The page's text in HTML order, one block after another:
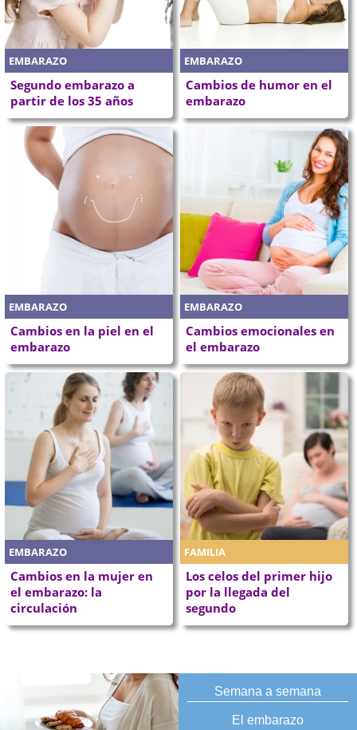
EMBARAZO
Segundo embarazo a
partir de los 35 años
EMBARAZO
Cambios de humor en el
embarazo
EMBARAZO
Cambios en la piel en el
embarazo
EMBARAZO
Cambios emocionales en
el embarazo
EMBARAZO
Cambios en la mujer en
el embarazo: la
circulación
FAMILIA
Los celos del primer hijo
por la llegada del
segundo
Semana a semana
El embarazo